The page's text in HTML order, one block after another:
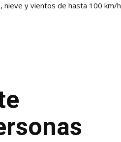
nieve y vientos de hasta 100 km/h